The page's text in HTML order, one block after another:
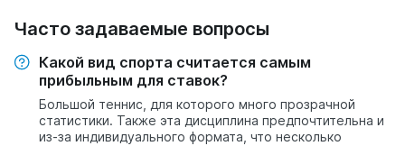
Часто задаваемые вопросы
Какой вид спорта считается самым
прибыльным для ставок?
Большой теннис, для которого много прозрачной
статистики. Также эта дисциплина предпочтительна и
из-за индивидуального формата, что несколько